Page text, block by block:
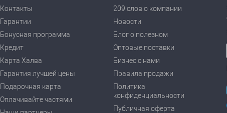
Контакты
Гарантии
Бонусная программа
Кредит
Карта Халва
Гарантия лучшей цены
Подарочная карта
Оплачивайте частями
209 слов о компании
Новости
Блог о полезном
Оптовые поставки
Бизнес с нами
Правила продажи
Политика
конфиденциальности
Публичная оферта